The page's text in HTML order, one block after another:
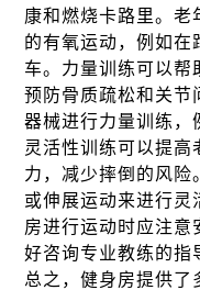
康和燃烧卡路里。老
的有氧运动，例如在
车。力量训练可以帮
预防骨质疏松和关节
器械进行力量训练，
灵活性训练可以提高
力，减少摔倒的风险
或伸展运动来进行灵
房进行运动时应注意
好咨询专业教练的指
总之，健身房提供了